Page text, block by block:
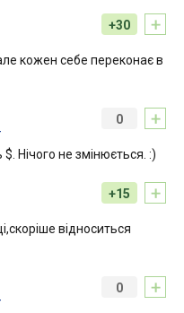
+
+30
кожен себе переконає в
+
0
Нічого не змінюється. :)
+
+15
відноситься
+
0